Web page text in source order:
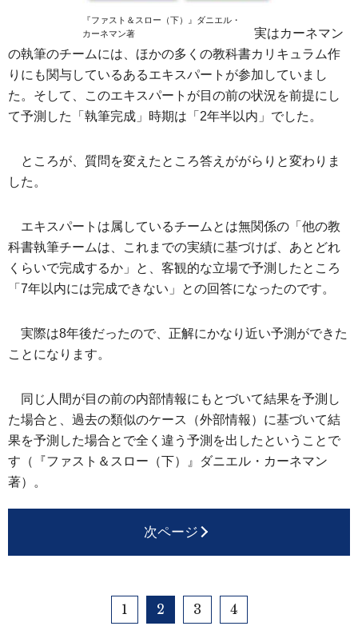
『ファスト＆スロー（下）』ダニエル・
カーネマン著
実はカーネマン
の執筆のチームには、ほかの多くの教科書カリキュラム作
りにも関与しているあるエキスパートが参加していまし
た。そして、このエキスパートが目の前の状況を前提にし
て予測した「執筆完成」時期は「2年半以内」でした。
ところが、質問を変えたところ答えががらりと変わりま
した。
エキスパートは属しているチームとは無関係の「他の教
科書執筆チームは、これまでの実績に基づけば、あとどれ
くらいで完成するか」と、客観的な立場で予測したところ
「7年以内には完成できない」との回答になったのです。
実際は8年後だったので、正解にかなり近い予測ができた
ことになります。
同じ人間が目の前の内部情報にもとづいて結果を予測し
た場合と、過去の類似のケース（外部情報）に基づいて結
果を予測した場合とで全く違う予測を出したということで
す（『ファスト＆スロー（下）』ダニエル・カーネマン
著）。
次ページ
1 2 3 4